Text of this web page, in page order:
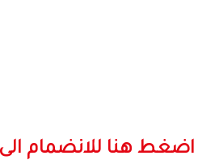
اضغط هنا للانضمام